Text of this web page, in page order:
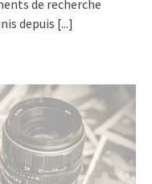
de recherche
depuis [...]